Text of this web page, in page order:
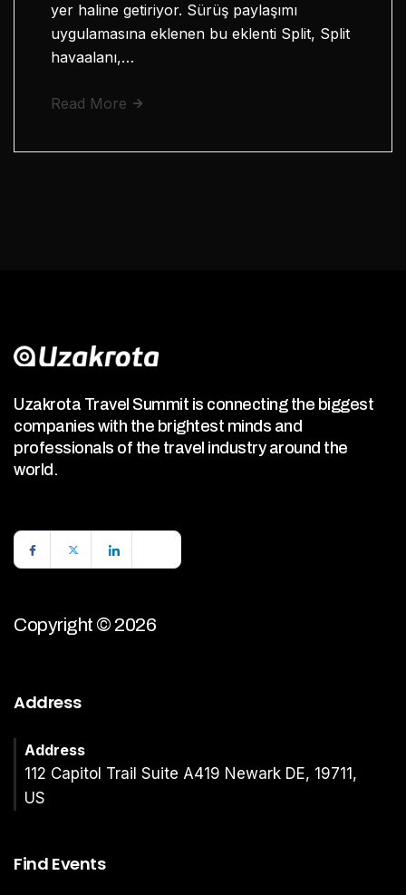
yer haline getiriyor. Sürüş paylaşımı
uygulamasına eklenen bu eklenti Split, Split
havaalanı,…
Read More
Uzakrota Travel Summit is connecting the biggest
companies with the brightest minds and
professionals of the travel industry around the
world.
Copyright © 2026
Address
Address
112 Capitol Trail Suite A419 Newark DE, 19711,
US
Find Events